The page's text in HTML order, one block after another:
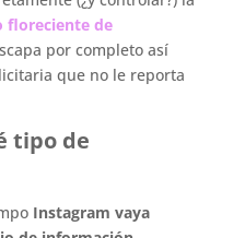
floreciente de
por completo así
que no le reporta
tipo de
Instagram vaya